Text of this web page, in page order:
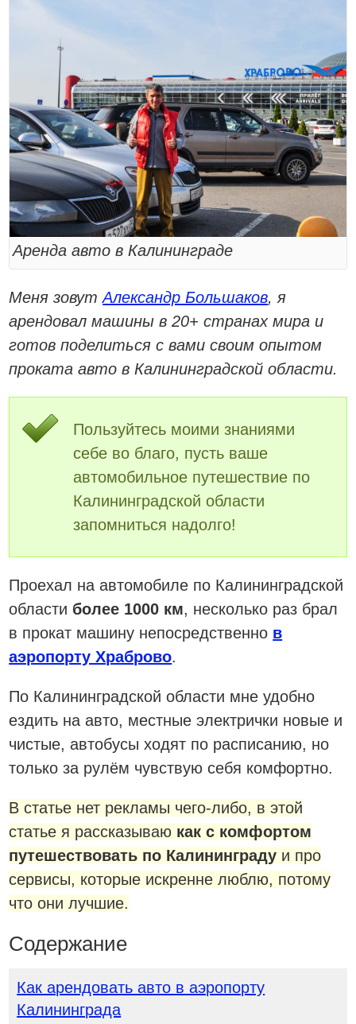
Аренда авто в Калининграде
Меня зовутАлександр Большаков, я
арендовал машины в 20+ странах мира и
готов поделиться с вами своим опытом
проката авто в Калининградской области.
Пользуйтесь моими знаниями
себе во благо, пусть ваше
автомобильное путешествие по
Калининградской области
запомниться надолго!
Проехал на автомобиле по Калининградской
области более 1000 км, несколько раз брал
в прокат машину непосредственно в
аэропорту Храброво.
По Калининградской области мне удобно
ездить на авто, местные электрички новые и
чистые, автобусы ходят по расписанию, но
только за рулём чувствую себя комфортно.
В статье нет рекламы чего-либо, в этой
статье я рассказываю как с комфортом
путешествовать по Калининграду и про
сервисы, которые искренне люблю, потому
что они лучшие.
Содержание
Как арендовать авто в аэропорту
Калининграда